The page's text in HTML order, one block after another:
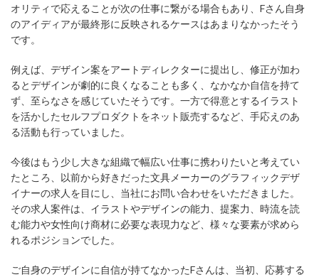
オリティで応えることが次の仕事に繋がる場合もあり、Fさん自身
のアイディアが最終形に反映されるケースはあまりなかったそう
です。
例えば、デザイン案をアートディレクターに提出し、修正が加わ
るとデザインが劇的に良くなることも多く、なかなか自信を持て
ず、至らなさを感じていたそうです。一方で得意とするイラスト
を活かしたセルフプロダクトをネット販売するなど、手応えのあ
る活動も行っていました。
今後はもう少し大きな組織で幅広い仕事に携わりたいと考えてい
たところ、以前から好きだった文具メーカーのグラフィックデザ
イナーの求人を目にし、当社にお問い合わせをいただきました。
その求人案件は、イラストやデザインの能力、提案力、時流を読
む能力や女性向け商材に必要な表現力など、様々な要素が求めら
れるポジションでした。
ご自身のデザインに自信が持てなかったFさんは、当初、応募する